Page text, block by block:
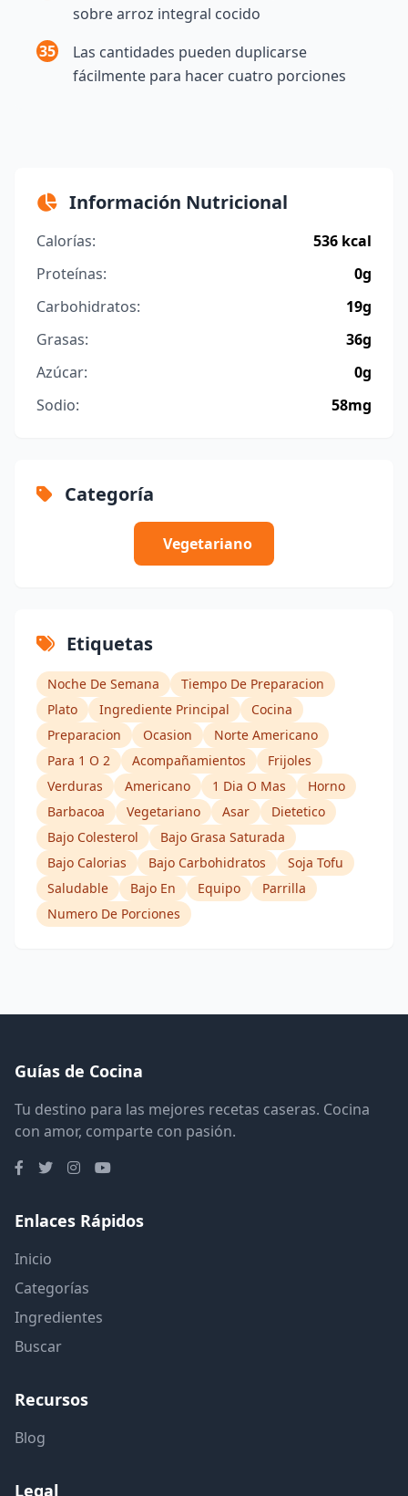
sobre arroz integral cocido
35
Las cantidades pueden duplicarse
fácilmente para hacer cuatro porciones
Información Nutricional
Calorías:
536 kcal
Proteínas:
0g
Carbohidratos:
19g
Grasas:
36g
Azúcar:
0g
Sodio:
58mg
Categoría
Vegetariano
Etiquetas
Noche De Semana
Tiempo De Preparacion
Plato
Ingrediente Principal
Cocina
Preparacion
Ocasion
Norte Americano
Para 1 O 2
Acompañamientos
Frijoles
Verduras
Americano 1 Dia O Mas
Horno
Barbacoa
Vegetariano Asar
Dietetico
Bajo Colesterol
Bajo Grasa Saturada
Bajo Calorias
Bajo Carbohidratos
Soja Tofu
Saludable
Bajo En Equipo
Parrilla
Numero De Porciones
Guías de Cocina
Tu destino para las mejores recetas caseras. Cocina
con amor, comparte con pasión.
Enlaces Rápidos
Inicio
Categorías
Ingredientes
Buscar
Recursos
Blog
Legal